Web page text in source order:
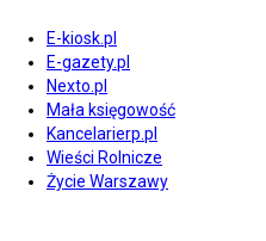
E-kiosk.pl
E-gazety.pl
Nexto.pl
Mała księgowość
Kancelarierp.pl
Wieści Rolnicze
Życie Warszawy